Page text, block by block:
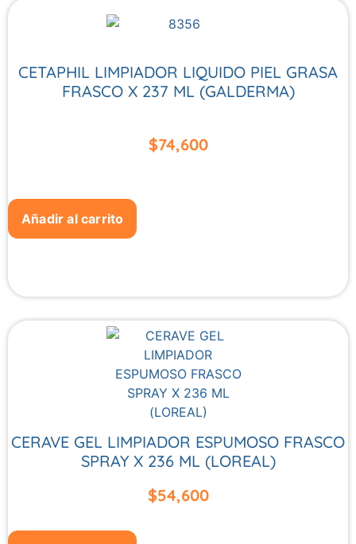
CETAPHIL LIMPIADOR LIQUIDO PIEL GRASA
FRASCO X 237 ML (GALDERMA)
$74,600
Añadir al carrito
CERAVE GEL LIMPIADOR ESPUMOSO FRASCO
SPRAY X 236 ML (LOREAL)
$54,600